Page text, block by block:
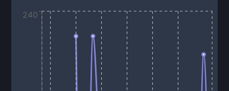
240